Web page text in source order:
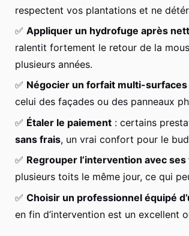
respectent vos plantations et ne
✅ Appliquer un hydrofuge après
ralentit fortement le retour de la
plusieurs années.
✅ Négocier un forfait multi-surfaces
celui des façades ou des panneaux
✅ Étaler le paiement : certains
sans frais, un vrai confort pour le
✅ Regrouper l’intervention avec
plusieurs toits le même jour, ce qui
✅ Choisir un professionnel équipé
en fin d’intervention est un excellent